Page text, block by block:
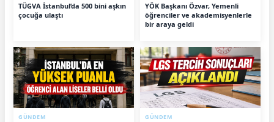
TÜGVA İstanbul’da 500 bini aşkın
çocuğa ulaştı
YÖK Başkanı Özvar, Yemenli
öğrenciler ve akademisyenlerle
bir araya geldi
GÜNDEM GÜNDEM